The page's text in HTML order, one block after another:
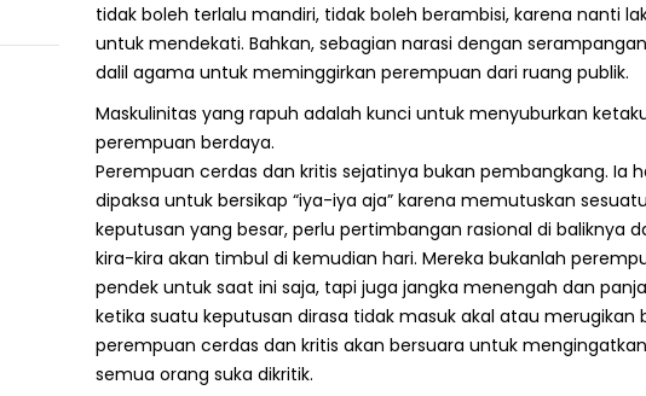
tidak boleh terlalu mandiri, tidak boleh berambisi, karena nanti
untuk mendekati. Bahkan, sebagian narasi dengan
dalil agama untuk meminggirkan perempuan dari ruang publik.
Maskulinitas yang rapuh adalah kunci untuk menyuburkan
perempuan berdaya.
Perempuan cerdas dan kritis sejatinya bukan pembangkang. Ia
dipaksa untuk bersikap “iya-iya aja” karena memutuskan
keputusan yang besar, perlu pertimbangan rasional di baliknya
kira-kira akan timbul di kemudian hari. Mereka bukanlah
pendek untuk saat ini saja, tapi juga jangka menengah dan
ketika suatu keputusan dirasa tidak masuk akal atau merugikan
perempuan cerdas dan kritis akan bersuara untuk
semua orang suka dikritik.